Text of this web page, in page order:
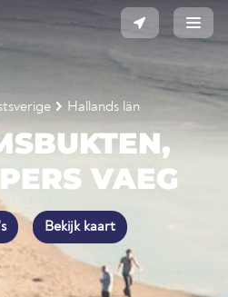
Hallands län
VAEG
Bekijk kaart